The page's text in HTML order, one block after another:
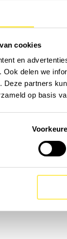
cookies
en
delen we
Deze partners
op basis